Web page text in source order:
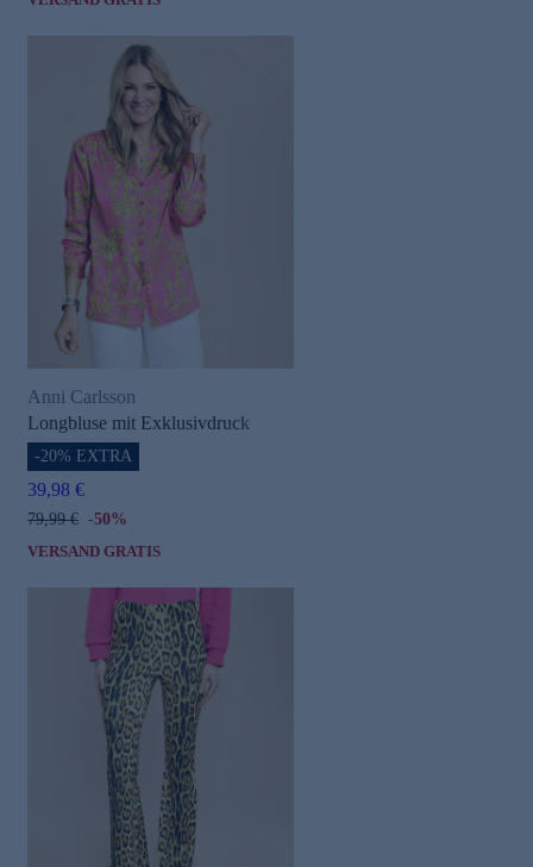
Anni Carlsson
Longbluse mit Exklusivdruck
-20% EXTRA
39,98 €
79,99 € -50%
VERSAND GRATIS